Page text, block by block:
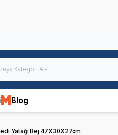
Blog
Yatağı Bej 47X30X27cm